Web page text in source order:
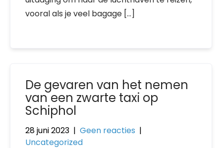
vooral als je veel bagage […]
De gevaren van het nemen
van een zwarte taxi op
Schiphol
28 juni 2023 | Geen reacties |
Uncategorized